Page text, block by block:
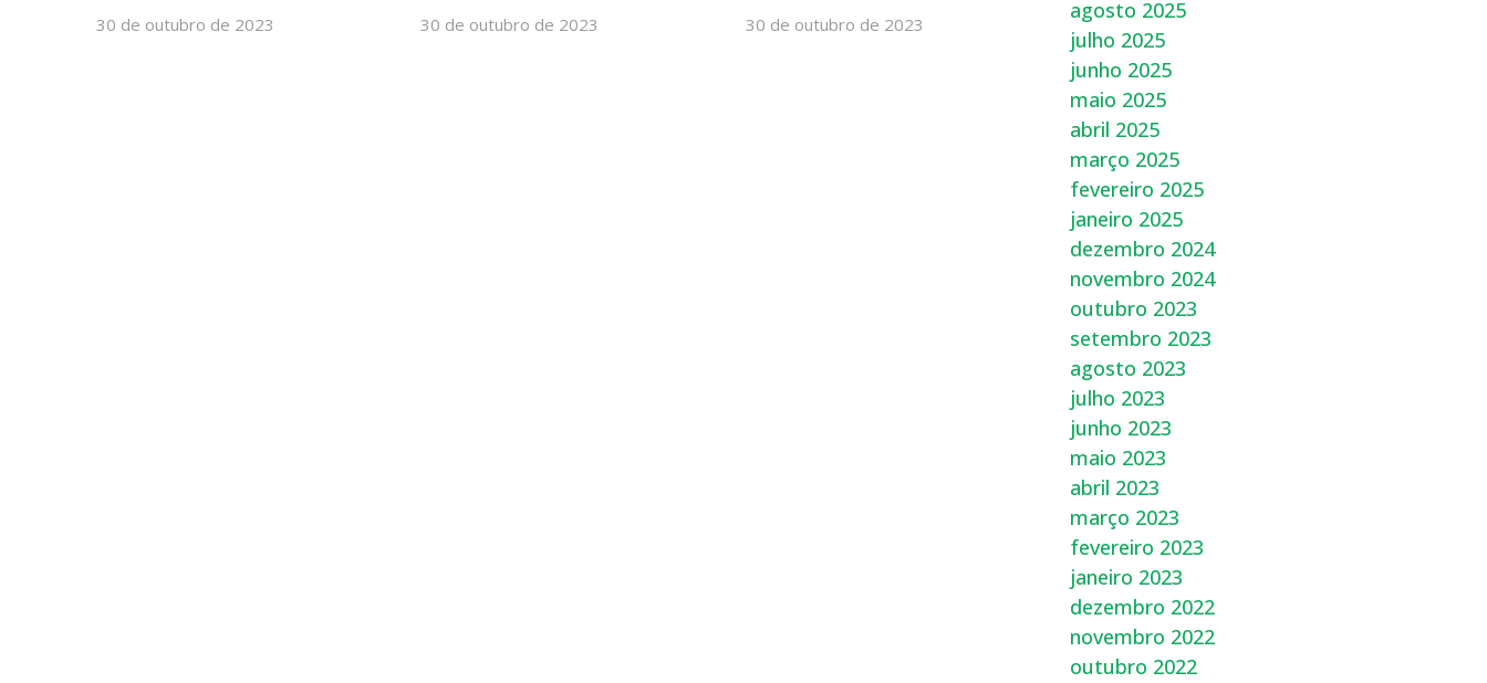
30 de outubro de 2023 30 de outubro de 2023 30 de outubro de 2023
agosto 2025
julho 2025
junho 2025
maio 2025
abril 2025
março 2025
fevereiro 2025
janeiro 2025
dezembro 2024
novembro 2024
outubro 2023
setembro 2023
agosto 2023
julho 2023
junho 2023
maio 2023
abril 2023
março 2023
fevereiro 2023
janeiro 2023
dezembro 2022
novembro 2022
outubro 2022